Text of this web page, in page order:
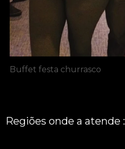
Buffet festa churrasco
Regiões onde a atende :